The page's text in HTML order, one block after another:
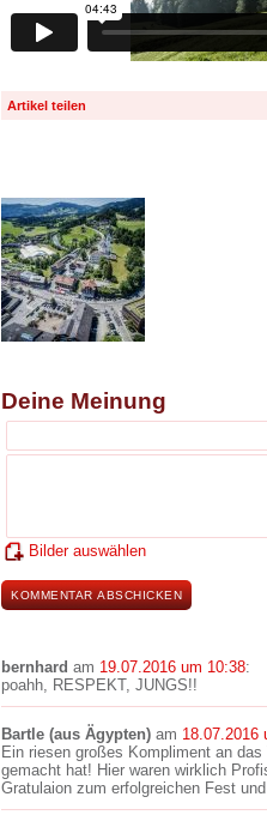
Artikel teilen
Deine Meinung
Bilder auswählen
bernhard am 19.07.2016 um 10:38:
poahh, RESPEKT, JUNGS!!
Bartle (aus Ägypten) am 18.07.2016
Ein riesen großes Kompliment an
gemacht hat! Hier waren wirklich
Gratulaion zum erfolgreichen Fest